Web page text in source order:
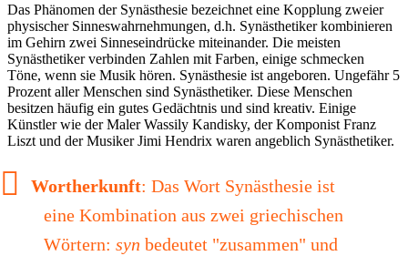
Das Phänomen der Synästhesie bezeichnet eine Kopplung zweier
physischer Sinneswahrnehmungen, d.h. Synästhetiker kombinieren
im Gehirn zwei Sinneseindrücke miteinander. Die meisten
Synästhetiker verbinden Zahlen mit Farben, einige schmecken
Töne, wenn sie Musik hören. Synästhesie ist angeboren. Ungefähr 5
Prozent aller Menschen sind Synästhetiker. Diese Menschen
besitzen häufig ein gutes Gedächtnis und sind kreativ. Einige
Künstler wie der Maler Wassily Kandisky, der Komponist Franz
Liszt und der Musiker Jimi Hendrix waren angeblich Synästhetiker.
Wortherkunft: Das Wort Synästhesie ist
eine Kombination aus zwei griechischen
Wörtern: syn bedeutet "zusammen" und